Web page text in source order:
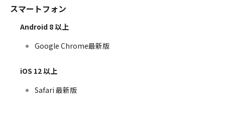
スマートフォン
Android 8 以上
Google Chrome最新版
iOS 12 以上
Safari 最新版